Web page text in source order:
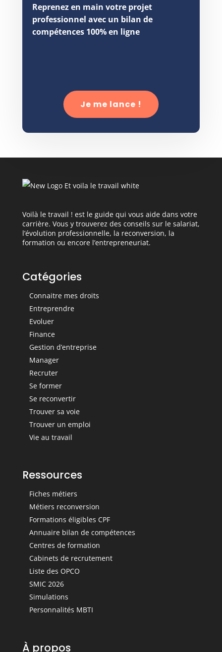
Reprenez en main votre projet
professionnel avec un bilan de
compétences 100% en ligne
Je me lance !
Voilà le travail ! est le guide qui vous aide dans votre
carrière. Vous y trouverez des conseils sur le salariat,
l’évolution professionnelle, la reconversion, la
formation ou encore l’entrepreneuriat.
Catégories
Connaitre mes droits
Entreprendre
Evoluer
Finance
Gestion d’entreprise
Manager
Recruter
Se former
Se reconvertir
Trouver sa voie
Trouver un emploi
Vie au travail
Ressources
Fiches métiers
Métiers reconversion
Formations éligibles CPF
Annuaire bilan de compétences
Centres de formation
Cabinets de recrutement
Liste des OPCO
SMIC 2026
Simulations
Personnalités MBTI
À propos